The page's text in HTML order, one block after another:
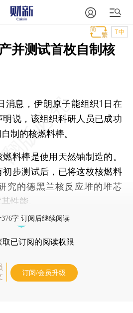
T中
并测试首枚自制核
息，伊朗原子能组织1日在
说，该组织科研人员已成功
制的核燃料棒。
棒是使用天然铀制造的。
步测试后，已将这枚核燃料
究的德黑兰核反应堆的堆芯
性能。
字 订阅后继续阅读
取已订阅的阅读权限
订阅/会员升级